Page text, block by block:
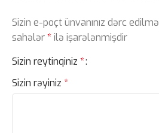
Sizin e-poçt ünvanınız dərc
sahələr*ilə işarələnmişdir
Sizin reytinqiniz *
Sizin rəyiniz *